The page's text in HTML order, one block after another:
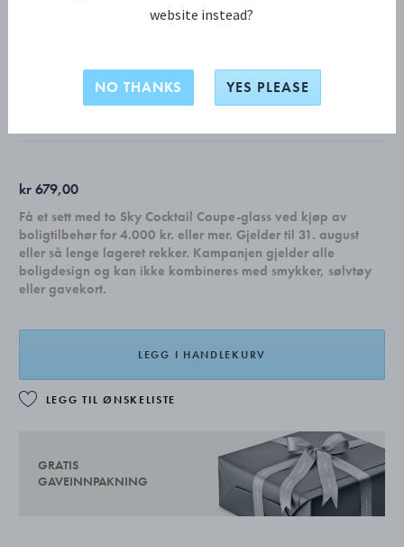
NEW YORK kakegafler, gaveeeske 4 stk.
kr 679,00
Få et sett med to Sky Cocktail Coupe-glass ved kjøp av
boligtilbehør for 4.000 kr. eller mer. Gjelder til 31. august
eller så lenge lageret rekker. Kampanjen gjelder alle
boligdesign og kan ikke kombineres med smykker, sølvtøy
eller gavekort.
LEGG I HANDLEKURV
LEGG TIL ØNSKELISTE
GRATIS
GAVEINNPAKNING
website instead?
NO THANKS YES PLEASE